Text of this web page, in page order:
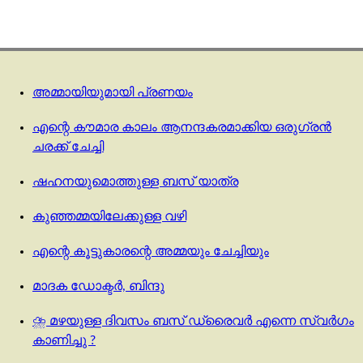
അമ്മായിയുമായി പ്രണയം
എന്റെ കൗമാര കാലം ആനന്ദകരമാക്കിയ ഒരുഗ്രൻ
ചരക്ക് ചേച്ചി
ഷഹനയുമൊത്തുള്ള ബസ് യാത്ര
കുഞ്ഞമ്മയിലേക്കുള്ള വഴി
എന്റെ കൂട്ടുകാരന്റെ അമ്മയും ചേച്ചിയും
മാദക ഡോക്ടർ, ബിന്ദു
⛈️ മഴയുള്ള ദിവസം ബസ് ഡ്രൈവർ എന്നെ സ്വർഗം
കാണിച്ചു ?